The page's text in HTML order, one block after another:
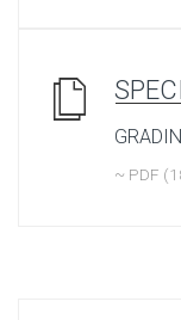
~ PDF